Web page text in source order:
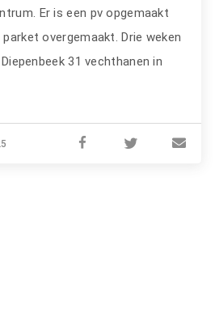
Er is een pv opgemaakt
overgemaakt. Drie weken
31 vechthanen in